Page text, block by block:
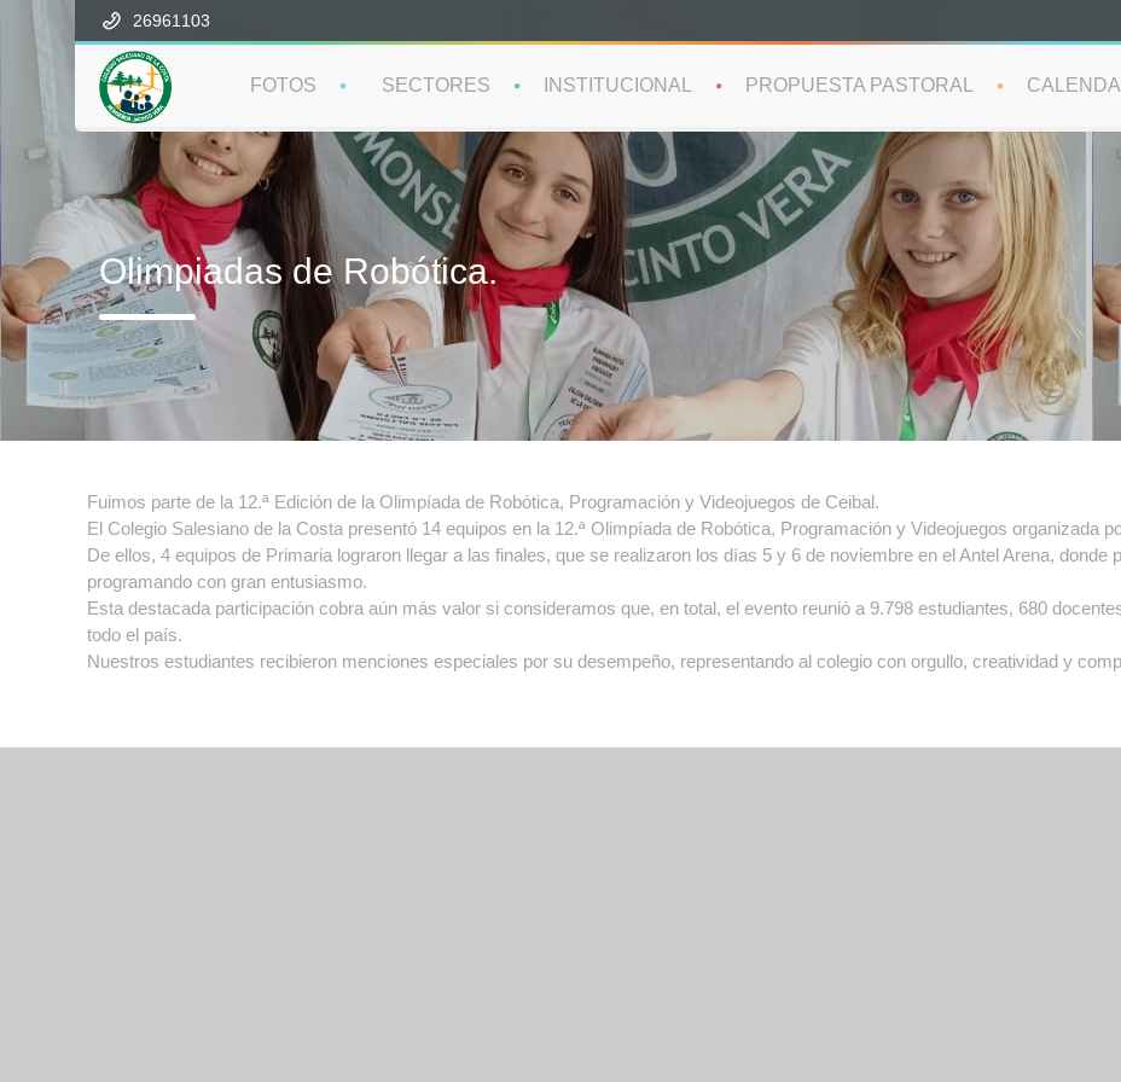
26961103
FOTOS SECTORES INSTITUCIONAL PROPUESTA PASTORAL
Olimpiadas de Robótica.
Fuimos parte de la 12.ª Edición de la Olimpíada de Robótica, Programación y Videojuegos de Ceibal.
El Colegio Salesiano de la Costa presentó 14 equipos en la 12.ª Olimpíada de Robótica, Programación y Videojuegos organizada
De ellos, 4 equipos de Primaria lograron llegar a las finales, que se realizaron los días 5 y 6 de noviembre en el Antel Arena,
programando con gran entusiasmo.
Esta destacada participación cobra aún más valor si consideramos que, en total, el evento reunió a 9.798 estudiantes, 680
todo el país.
Nuestros estudiantes recibieron menciones especiales por su desempeño, representando al colegio con orgullo, creatividad y